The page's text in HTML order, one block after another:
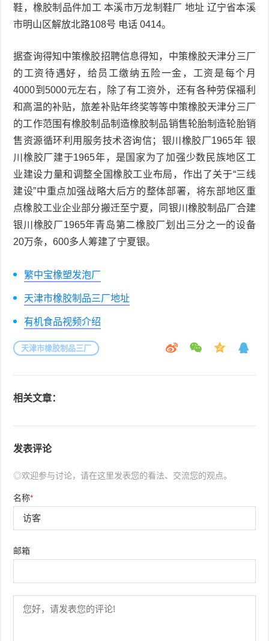
鞋，橡胶制品件加工 本溪市万龙制鞋厂 地址 辽宁省本溪
市明山区解放北路108号 电话 0414。
据查询得知中策橡胶招聘信息得知，中策橡胶天津分三厂
的工资待遇好，给员工缴纳五险一金，工资是每个月
4000到5000元左右，除了有工资外，还有各种劳保福利
和高温的补贴，旅差补贴年终奖等等中策橡胶天津分三厂
的工作范围有橡胶制品制造橡胶制品销售轮胎制造轮胎销
售资源循环利用服务技术咨询信；银川橡胶厂1965年 银
川橡胶厂建于1965年，是国家为了加强少数民族地区工
业建设力量和调整全国橡胶工业布局，作出了关于“三线
建设”中重点加强战略大后方的整体部署，将东部地区重
点橡胶工业企业部分搬迁至宁夏，同银川橡胶制品厂合建
银川橡胶厂1965年青岛第二橡胶厂划出三分之一的设备
20万条，600多人筹建了宁夏银。
繁中宝橡塑发泡厂
天津市橡胶制品三厂地址
有机食品视频介绍
天津市橡胶制品三厂
相关文章：
发表评论
◎欢迎参与讨论，请在这里发表您的看法、交流您的观点。
名称*
邮箱